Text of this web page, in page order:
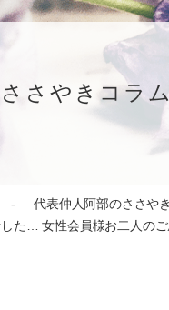
さやきコラ
代表仲人阿部のささや
た… 女性会員様お二人の